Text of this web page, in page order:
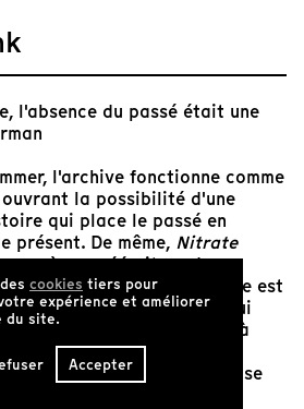
l'absence du passé était une
l'archive fonctionne comme
ouvrant la possibilité d'une
qui place le passé en
présent. De même, Nitrate
pas à une réécriture de
à la manière dont l'histoire est
préservée; aux histoires qui
comment elles le sont, et à
en marge. En d'autres
réponse à une archive qui se
l'absence que par la
cookies tiers pour
expérience et améliorer
du site.
Accepter